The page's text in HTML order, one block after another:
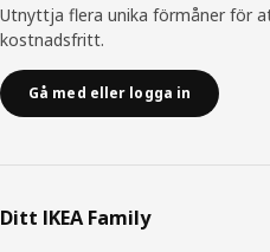
Utnyttja flera unika förmåner för
kostnadsfritt.
Gå med eller logga in
Ditt IKEA Family